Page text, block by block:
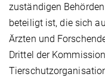
zuständigen
beteiligt ist, die sich
Ärzten und
Drittel der